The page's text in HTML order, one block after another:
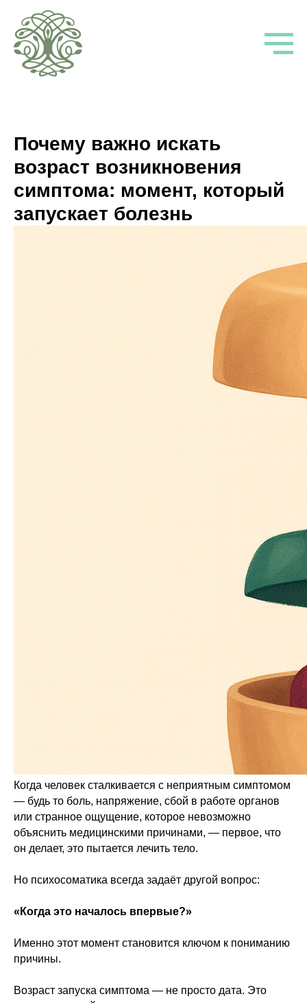
Почему важно искать
возраст возникновения
симптома: момент, который
запускает болезнь
Когда человек сталкивается с неприятным симптомом
— будь то боль, напряжение, сбой в работе органов
или странное ощущение, которое невозможно
объяснить медицинскими причинами, — первое, что
он делает, это пытается лечить тело.
Но психосоматика всегда задаёт другой вопрос:
«Когда это началось впервые?»
Именно этот момент становится ключом к пониманию
причины.
Возраст запуска симптома — не просто дата. Это